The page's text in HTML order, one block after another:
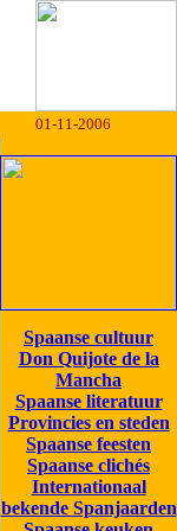
01-11-2006
Spaanse cultuur
Don Quijote de la
Mancha
Spaanse literatuur
Provincies en steden
Spaanse feesten
Spaanse clichés
Internationaal
bekende Spanjaarden